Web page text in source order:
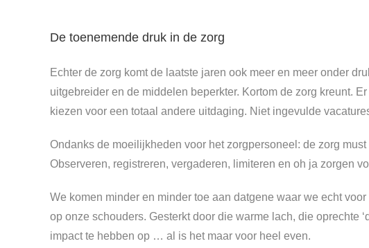
De toenemende druk in de zorg
Echter de zorg komt de laatste jaren ook meer en meer onder
uitgebreider en de middelen beperkter. Kortom de zorg kreunt.
kiezen voor een totaal andere uitdaging. Niet ingevulde
Ondanks de moeilijkheden voor het zorgpersoneel: de zorg
Observeren, registreren, vergaderen, limiteren en oh ja
We komen minder en minder toe aan datgene waar we echt
op onze schouders. Gesterkt door die warme lach, die oprechte
impact te hebben op … al is het maar voor heel even.